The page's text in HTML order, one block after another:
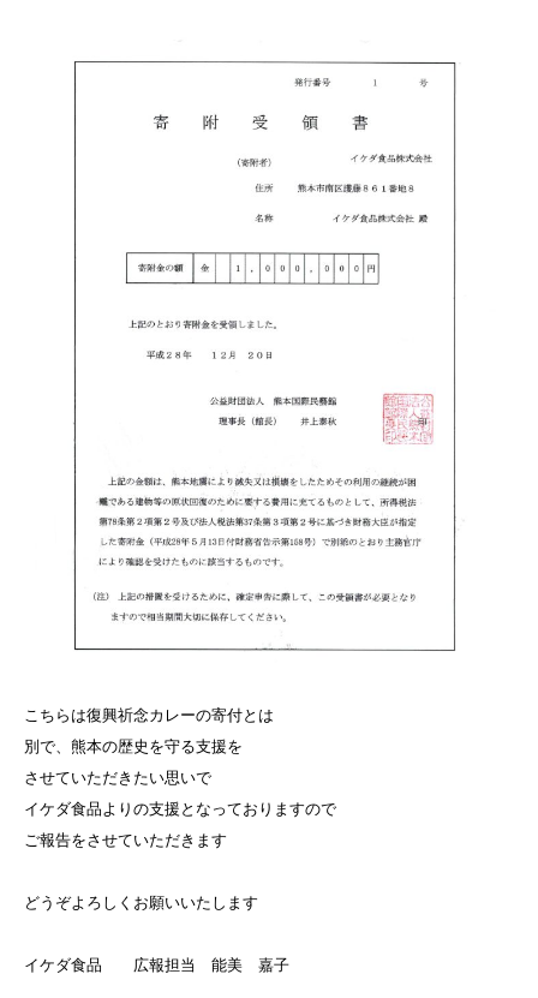
こちらは復興祈念カレーの寄付とは
別で、熊本の歴史を守る支援を
させていただきたい思いで
イケダ食品よりの支援となっておりますので
ご報告をさせていただきます
どうぞよろしくお願いいたします
イケダ食品 広報担当 能美 嘉子